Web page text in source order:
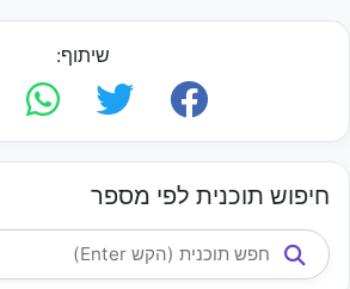
שיתוף:
חיפוש תוכנית לפי מספר